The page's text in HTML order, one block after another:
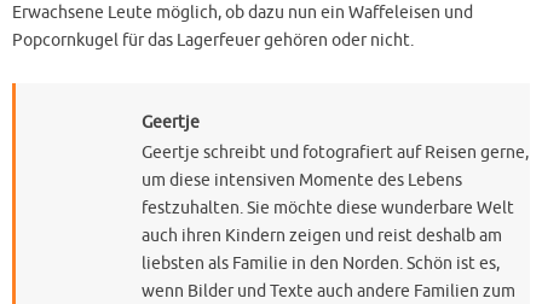
Erwachsene Leute möglich, ob dazu nun ein Waffeleisen und
Popcornkugel für das Lagerfeuer gehören oder nicht.
Geertje
Geertje schreibt und fotografiert auf Reisen gerne,
um diese intensiven Momente des Lebens
festzuhalten. Sie möchte diese wunderbare Welt
auch ihren Kindern zeigen und reist deshalb am
liebsten als Familie in den Norden. Schön ist es,
wenn Bilder und Texte auch andere Familien zum